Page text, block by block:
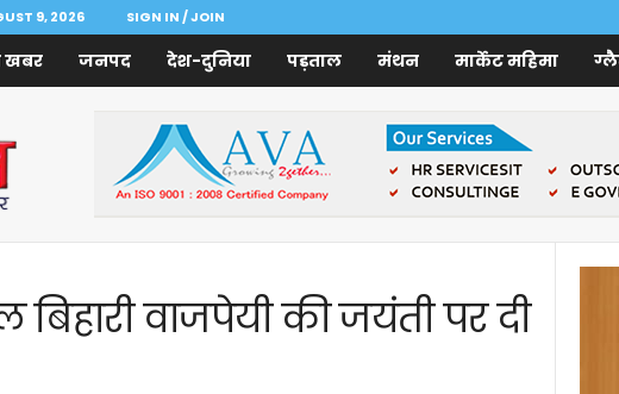
9, 2026 SIGN IN / JOIN
खबर जनपद देश-दुनिया पड़ताल मंथन मार्केट महिमा
वाजपेयी की जयंती पर दी